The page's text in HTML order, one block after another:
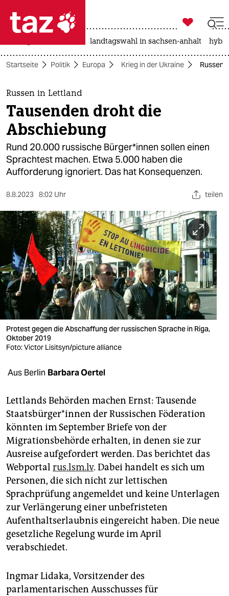
 taz zahl ich
taz zahl ich
themen
politik
öko
gesellschaft
sport
berlin
nord
wahrheit
verlag
verlag
veranstaltungen
unterstützen
abo
genossenschaft
epaper login

taz zahl ich
landtagswahl in sachsen-anhalt
Startseite Politik Europa Krieg in der Ukraine Russen
Russen in Lettland
Tausenden droht die
Abschiebung
Rund 20.000 russische Bür­ge­r*in­nen sollen einen
Sprachtest machen. Etwa 5.000 haben die
Aufforderung ignoriert. Das hat Konsequenzen.
8.8.2023 8:02 Uhr teilen
Protest gegen die Abschaffung der russischen Sprache in Riga,
Oktober 2019
Foto: Victor Lisitsyn/picture alliance
Aus Berlin Barbara Oertel
Lettlands Behörden machen Ernst: Tausende
Staats­bür­ge­r*in­nen der Russischen Föderation
könnten im September Briefe von der
Migrationsbehörde erhalten, in denen sie zur
Ausreise aufgefordert werden. Das berichtet das
Webportal rus.lsm.lv. Dabei handelt es sich um
Personen, die sich nicht zur lettischen
Sprachprüfung angemeldet und keine Unterlagen
zur Verlängerung einer unbefristeten
Aufenthaltserlaubnis eingereicht haben. Die neue
gesetzliche Regelung wurde im April
verabschiedet.
Ingmar Lidaka, Vorsitzender des
parlamentarischen Ausschusses für